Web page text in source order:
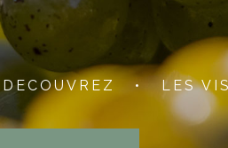
DECOUVREZ • LES